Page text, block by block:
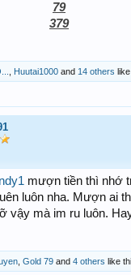
79
379
Huutai1000 and 14 others
mượn tiền thì nhớ
luôn nha. Mượn ai
vậy mà im ru luôn.
Gold 79 and 4 others like